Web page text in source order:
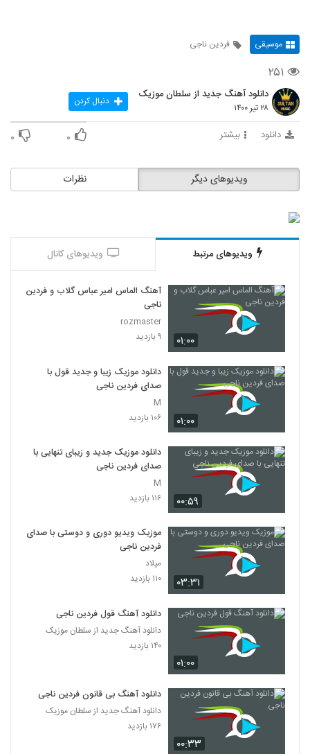
موسیقی فردین ناجی
۲۵۱
دانلود آهنگ جدید از سلطان موزیک
۲۸ تیر ۱۴۰۰ دنبال کردن
دانلود بیشتر ۰ ۰
نظرات ویدیوهای دیگر
ویدیوهای مرتبط ویدیوهای کانال
۰۱:۰۰
آهنگ الماس امیر عباس گلاب و فردین
ناجی
rozmaster
۹ بازدید
۰۱:۰۰
دانلود موزیک زیبا و جدید قول با
صدای فردین ناجی
M
۱۰۶ بازدید
۰۰:۵۹
دانلود موزیک جدید و زیبای تنهایی با
صدای فردین ناجی
M
۱۱۶ بازدید
۰۳:۳۱
موزیک ویدیو دوری و دوستی با صدای
فردین ناجی
میلاد
۱۱۰ بازدید
۰۱:۰۰
دانلود آهنگ قول فردین ناجی
دانلود آهنگ جدید از سلطان موزیک
۱۴۰ بازدید
۰۰:۳۳
دانلود آهنگ بی قانون فردین ناجی
دانلود آهنگ جدید از سلطان موزیک
۱۷۶ بازدید